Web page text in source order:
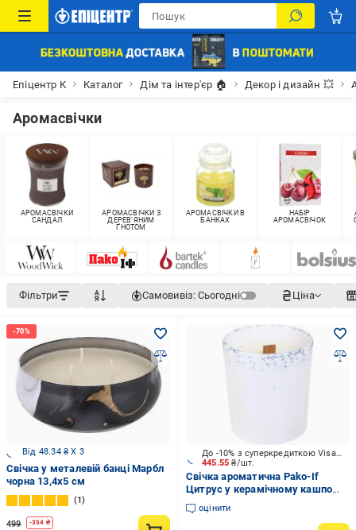
Епіцентр К Каталог Дім та інтер'єр 🏠 Декор і дизайн 💥
Аромасвічки
АРОМАСВІЧКИ
САНДАЛ
АРОМАСВІЧКИ З
ДЕРЕВ'ЯНИМ
ҐНОТОМ
АРОМАСВІЧКИ В
БАНКАХ
НАБІР
АРОМАСВІЧОК
Фільтри Самовивіз: Сьогодні Ціна
Від 48.34 ₴ X 3
Свічка у металевій банці Марбл
чорна 13,4x5 см
1
499 -354 ₴
445.55₴/шт.
До -10% з суперкредиткою Visa Вигода
Свічка ароматична Pako-If
Цитрус у керамічному кашпо
85х120 мм
оцінити